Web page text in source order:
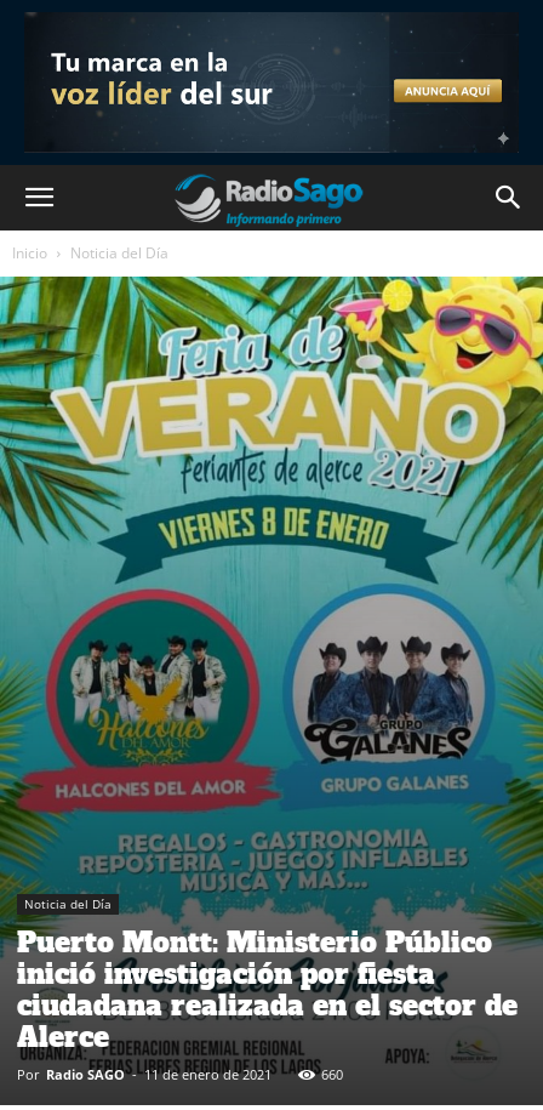
Inicio Noticia del Día
Noticia del Día
Puerto Montt: Ministerio Público
inició investigación por fiesta
ciudadana realizada en el sector de
Alerce
Por Radio SAGO - 11 de enero de 2021 660